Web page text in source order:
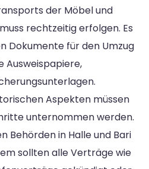
der Möbel und
rechtzeitig erfolgen. Es
Dokumente für den Umzug
Ausweispapiere,
Aspekten müssen
unternommen werden.
Behörden in Halle und Bari
sollten alle Verträge wie